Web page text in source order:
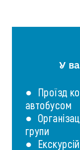
У
● Проїзд
автобусом
●
групи
●